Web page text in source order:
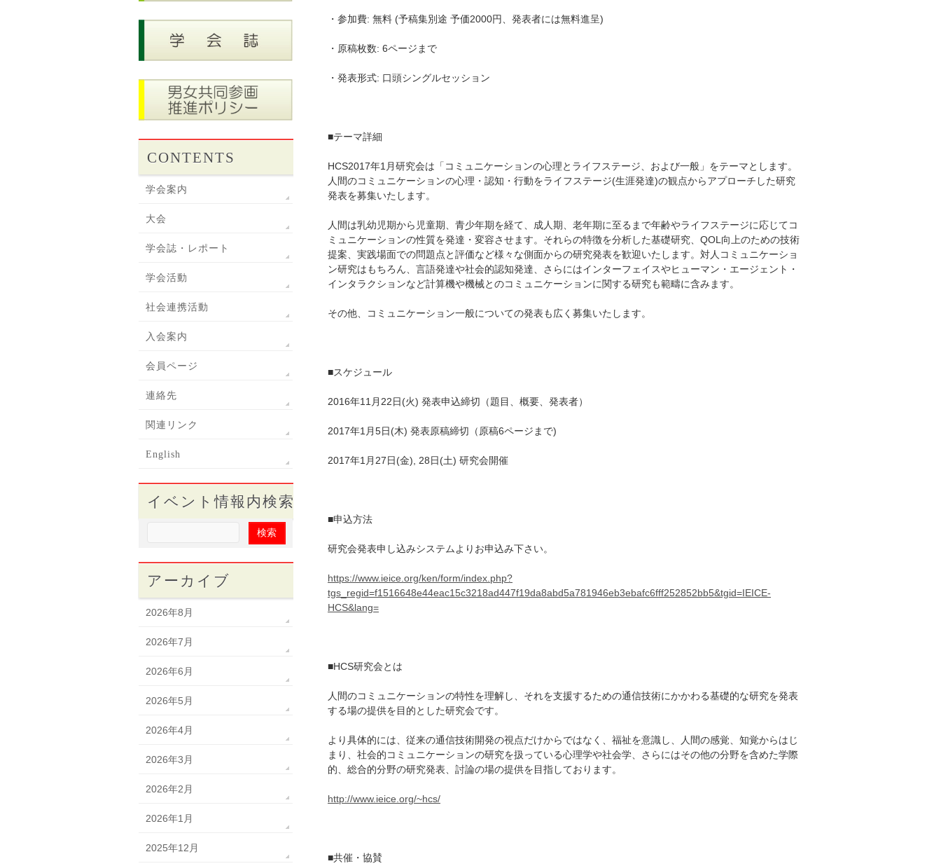
・参加費: 無料 (予稿集別途 予価2000円、発表者には無料進呈)
・原稿枚数: 6ページまで
・発表形式: 口頭シングルセッション
■テーマ詳細
HCS2017年1月研究会は「コミュニケーションの心理とライフステージ、および一般」をテーマとします。
人間のコミュニケーションの心理・認知・行動をライフステージ(生涯発達)の観点からアプローチした研究
発表を募集いたします。
人間は乳幼児期から児童期、青少年期を経て、成人期、老年期に至るまで年齢やライフステージに応じてコ
ミュニケーションの性質を発達・変容させます。それらの特徴を分析した基礎研究、QOL向上のための技術
提案、実践場面での問題点と評価など様々な側面からの研究発表を歓迎いたします。対人コミュニケーショ
ン研究はもちろん、言語発達や社会的認知発達、さらにはインターフェイスやヒューマン・エージェント・
インタラクションなど計算機や機械とのコミュニケーションに関する研究も範疇に含みます。
その他、コミュニケーション一般についての発表も広く募集いたします。
■スケジュール
2016年11月22日(火) 発表申込締切（題目、概要、発表者）
2017年1月5日(木) 発表原稿締切（原稿6ページまで)
2017年1月27日(金), 28日(土) 研究会開催
■申込方法
研究会発表申し込みシステムよりお申込み下さい。
https://www.ieice.org/ken/form/index.php?
tgs_regid=f1516648e44eac15c3218ad447f19da8abd5a781946eb3ebafc6fff252852bb5&tgid=IEICE-
HCS&lang=
■HCS研究会とは
人間のコミュニケーションの特性を理解し、それを支援するための通信技術にかかわる基礎的な研究を発表
する場の提供を目的とした研究会です。
より具体的には、従来の通信技術開発の視点だけからではなく、福祉を意識し、人間の感覚、知覚からはじ
まり、社会的コミュニケーションの研究を扱っている心理学や社会学、さらにはその他の分野を含めた学際
的、総合的分野の研究発表、討論の場の提供を目指しております。
http://www.ieice.org/~hcs/
■共催・協賛
CONTENTS
学会案内
大会
学会誌・レポート
学会活動
社会連携活動
入会案内
会員ページ
連絡先
関連リンク
English
イベント情報内検索
アーカイブ
2026年8月
2026年7月
2026年6月
2026年5月
2026年4月
2026年3月
2026年2月
2026年1月
2025年12月